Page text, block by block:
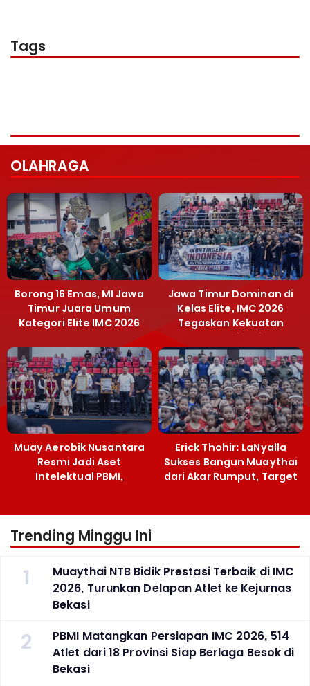
Tags
OLAHRAGA
Borong 16 Emas, MI Jawa
Timur Juara Umum
Kategori Elite IMC 2026
Jawa Timur Dominan di
Kelas Elite, IMC 2026
Tegaskan Kekuatan
Muaythai Jatim
Muay Aerobik Nusantara
Resmi Jadi Aset
Intelektual PBMI,
Erick Thohir: LaNyalla
Sukses Bangun Muaythai
dari Akar Rumput, Target
Trending Minggu Ini
1
Muaythai NTB Bidik Prestasi Terbaik di IMC
2026, Turunkan Delapan Atlet ke Kejurnas
Bekasi
2
PBMI Matangkan Persiapan IMC 2026, 514
Atlet dari 18 Provinsi Siap Berlaga Besok di
Bekasi